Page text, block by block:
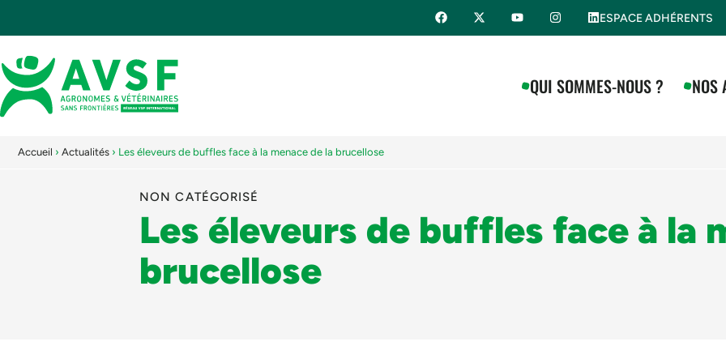
ESPACE ADHÉRENTS
QUI SOMMES-NOUS ? NOS
Accueil › Actualités › Les éleveurs de buffles face à la menace de la brucellose
NON CATÉGORISÉ
Les éleveurs de buffles face à la
brucellose